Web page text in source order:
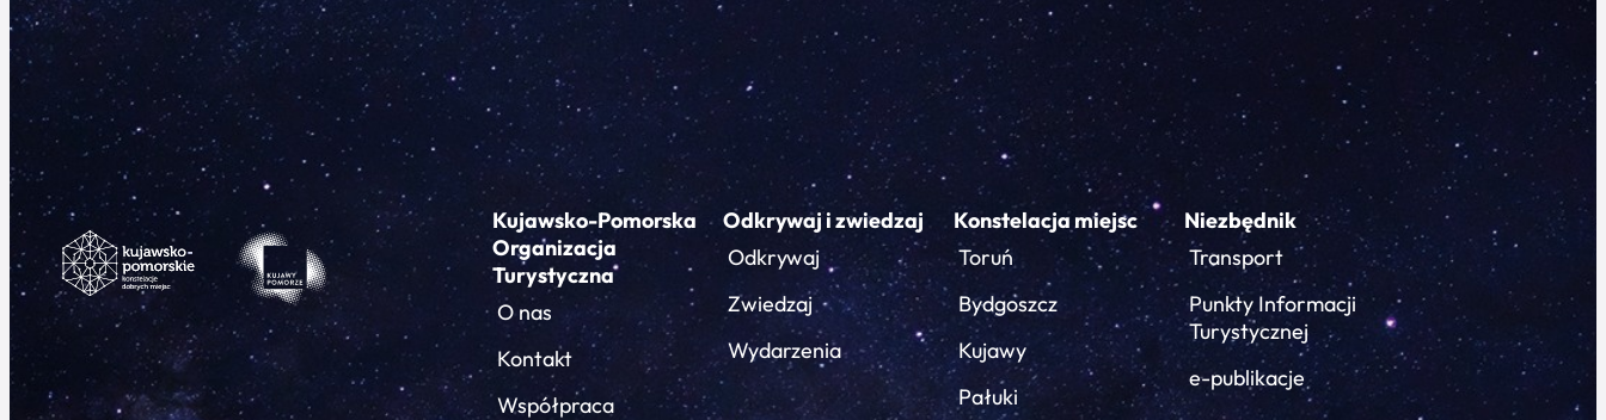
Kujawsko-Pomorska
Organizacja
Turystyczna
O nas
Kontakt
Współpraca
Odkrywaj i zwiedzaj
Odkrywaj
Zwiedzaj
Wydarzenia
Konstelacja miejsc
Toruń
Bydgoszcz
Kujawy
Pałuki
Niezbędnik
Transport
Punkty Informacji
Turystycznej
e-publikacje